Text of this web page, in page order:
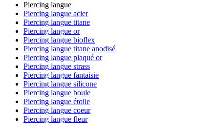
Piercing langue
Piercing langue acier
Piercing langue titane
Piercing langue or
Piercing langue bioflex
Piercing langue titane anodisé
Piercing langue plaqué or
Piercing langue strass
Piercing langue fantaisie
Piercing langue silicone
Piercing langue boule
Piercing langue étoile
Piercing langue coeur
Piercing langue fleur